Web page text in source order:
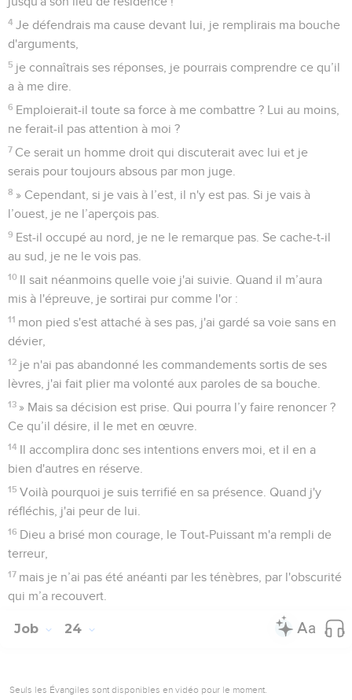
4 Je défendrais ma cause devant lui, je remplirais ma bouche
d'arguments,
5 je connaîtrais ses réponses, je pourrais comprendre ce qu’il
a à me dire.
6 Emploierait-il toute sa force à me combattre ? Lui au moins,
ne ferait-il pas attention à moi ?
7 Ce serait un homme droit qui discuterait avec lui et je
serais pour toujours absous par mon juge.
8 » Cependant, si je vais à l’est, il n'y est pas. Si je vais à
l’ouest, je ne l’aperçois pas.
9 Est-il occupé au nord, je ne le remarque pas. Se cache-t-il
au sud, je ne le vois pas.
10 Il sait néanmoins quelle voie j'ai suivie. Quand il m’aura
mis à l'épreuve, je sortirai pur comme l'or :
11 mon pied s'est attaché à ses pas, j'ai gardé sa voie sans en
dévier,
12 je n'ai pas abandonné les commandements sortis de ses
lèvres, j'ai fait plier ma volonté aux paroles de sa bouche.
13 » Mais sa décision est prise. Qui pourra l’y faire renoncer ?
Ce qu’il désire, il le met en œuvre.
14 Il accomplira donc ses intentions envers moi, et il en a
bien d'autres en réserve.
15 Voilà pourquoi je suis terrifié en sa présence. Quand j'y
réfléchis, j'ai peur de lui.
16 Dieu a brisé mon courage, le Tout-Puissant m'a rempli de
terreur,
17 mais je n’ai pas été anéanti par les ténèbres, par l'obscurité
qui m’a recouvert.
Job 24
Seuls les Évangiles sont disponibles en vidéo pour le moment.